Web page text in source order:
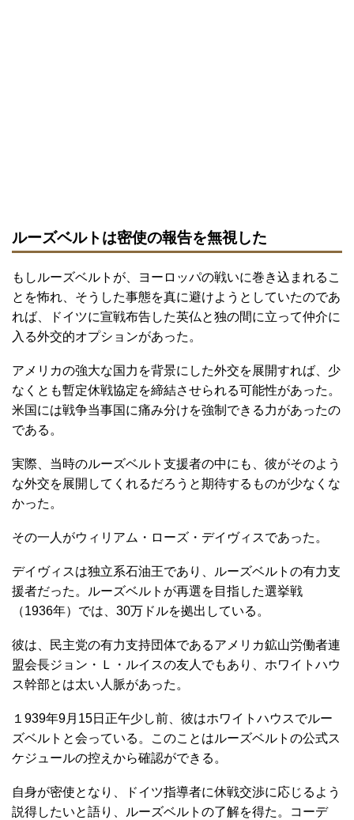
ルーズベルトは密使の報告を無視した
もしルーズベルトが、ヨーロッパの戦いに巻き込まれるこ
とを怖れ、そうした事態を真に避けようとしていたのであ
れば、ドイツに宣戦布告した英仏と独の間に立って仲介に
入る外交的オプションがあった。
アメリカの強大な国力を背景にした外交を展開すれば、少
なくとも暫定休戦協定を締結させられる可能性があった。
米国には戦争当事国に痛み分けを強制できる力があったの
である。
実際、当時のルーズベルト支援者の中にも、彼がそのよう
な外交を展開してくれるだろうと期待するものが少なくな
かった。
その一人がウィリアム・ローズ・デイヴィスであった。
デイヴィスは独立系石油王であり、ルーズベルトの有力支
援者だった。ルーズベルトが再選を目指した選挙戦
（1936年）では、30万ドルを拠出している。
彼は、民主党の有力支持団体であるアメリカ鉱山労働者連
盟会長ジョン・Ｌ・ルイスの友人でもあり、ホワイトハウ
ス幹部とは太い人脈があった。
１939年9月15日正午少し前、彼はホワイトハウスでルー
ズベルトと会っている。このことはルーズベルトの公式ス
ケジュールの控えから確認ができる。
自身が密使となり、ドイツ指導者に休戦交渉に応じるよう
説得したいと語り、ルーズベルトの了解を得た。コーデ